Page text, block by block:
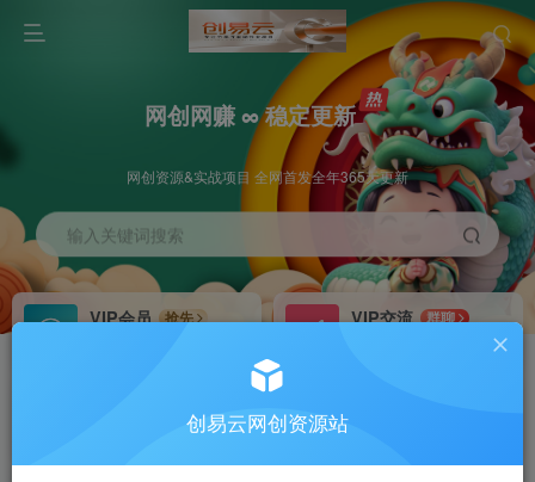
网创网赚 ∞ 稳定更新
网创资源&实战项目 全网首发全年365天更新
输入关键词搜索
VIP会员
抢先
VIP交流
群聊
研究探讨更多创业项目路子。
会员专属推广链接创易云网创资源站